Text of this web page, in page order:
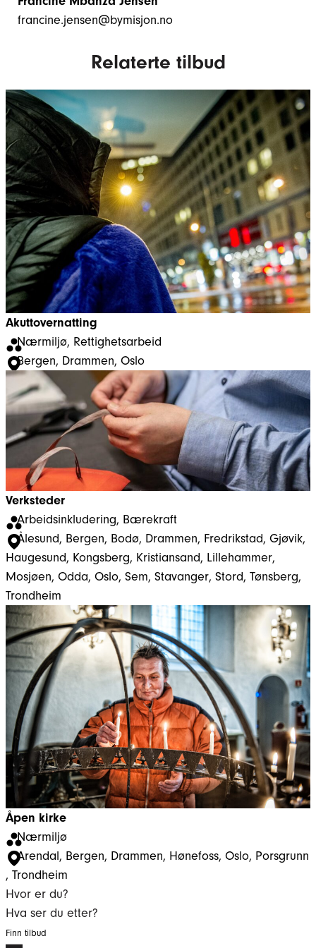
francine.jensen@bymisjon.no
Relaterte tilbud
Akuttovernatting
Nærmiljø, Rettighetsarbeid
Bergen, Drammen, Oslo
Verksteder
Arbeidsinkludering, Bærekraft
Ålesund, Bergen, Bodø, Drammen, Fredrikstad, Gjøvik,
Haugesund, Kongsberg, Kristiansand, Lillehammer,
Mosjøen, Odda, Oslo, Sem, Stavanger, Stord, Tønsberg,
Trondheim
Åpen kirke
Nærmiljø
Arendal, Bergen, Drammen, Hønefoss, Oslo, Porsgrunn
, Trondheim
Hvor er du?
Hva ser du etter?
Finn tilbud